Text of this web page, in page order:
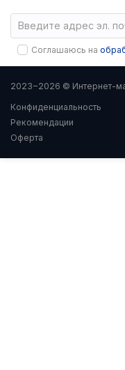
Соглашаюсь на
2023−2026 © Интернет-
Конфиденциальность
Рекомендации
Оферта